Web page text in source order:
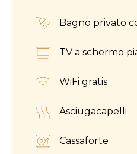
Bagno privato
TV a schermo
WiFi gratis
Asciugacapelli
Cassaforte